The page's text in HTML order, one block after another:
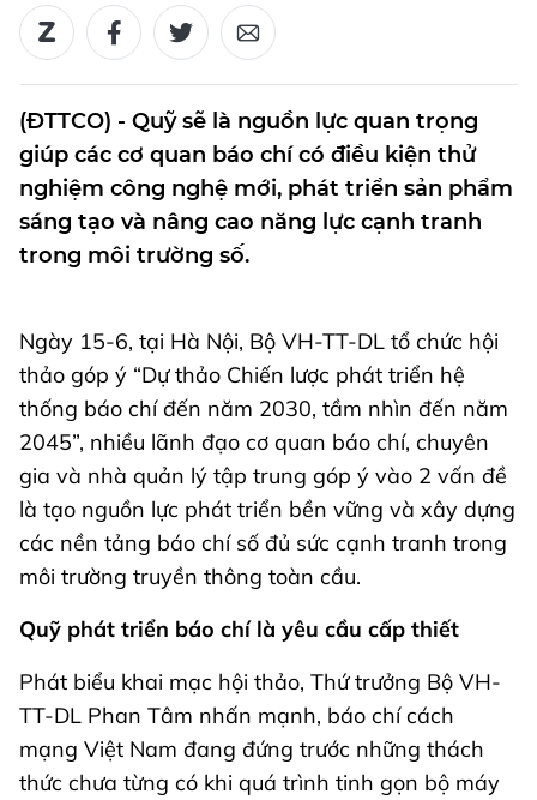
(ĐTTCO) - Quỹ sẽ là nguồn lực quan trọng
giúp các cơ quan báo chí có điều kiện thử
nghiệm công nghệ mới, phát triển sản phẩm
sáng tạo và nâng cao năng lực cạnh tranh
trong môi trường số.
Ngày 15-6, tại Hà Nội, Bộ VH-TT-DL tổ chức hội
thảo góp ý “Dự thảo Chiến lược phát triển hệ
thống báo chí đến năm 2030, tầm nhìn đến năm
2045”, nhiều lãnh đạo cơ quan báo chí, chuyên
gia và nhà quản lý tập trung góp ý vào 2 vấn đề
là tạo nguồn lực phát triển bền vững và xây dựng
các nền tảng báo chí số đủ sức cạnh tranh trong
môi trường truyền thông toàn cầu.
Quỹ phát triển báo chí là yêu cầu cấp thiết
Phát biểu khai mạc hội thảo, Thứ trưởng Bộ VH-
TT-DL Phan Tâm nhấn mạnh, báo chí cách
mạng Việt Nam đang đứng trước những thách
thức chưa từng có khi quá trình tinh gọn bộ máy